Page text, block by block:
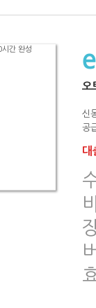
오
신
공
대